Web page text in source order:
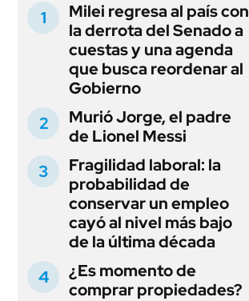
Milei regresa al país con
la derrota del Senado a
cuestas y una agenda
que busca reordenar al
Gobierno
Murió Jorge, el padre
de Lionel Messi
Fragilidad laboral: la
probabilidad de
conservar un empleo
cayó al nivel más bajo
de la última década
¿Es momento de
comprar propiedades?